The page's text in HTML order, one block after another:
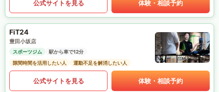
公式サイトを見る 体験・相談予約
FiT24
豊田小坂店
スポーツジム
駅から車で12分
隙間時間を活用したい人
運動不足を解消したい人
公式サイトを見る 体験・相談予約